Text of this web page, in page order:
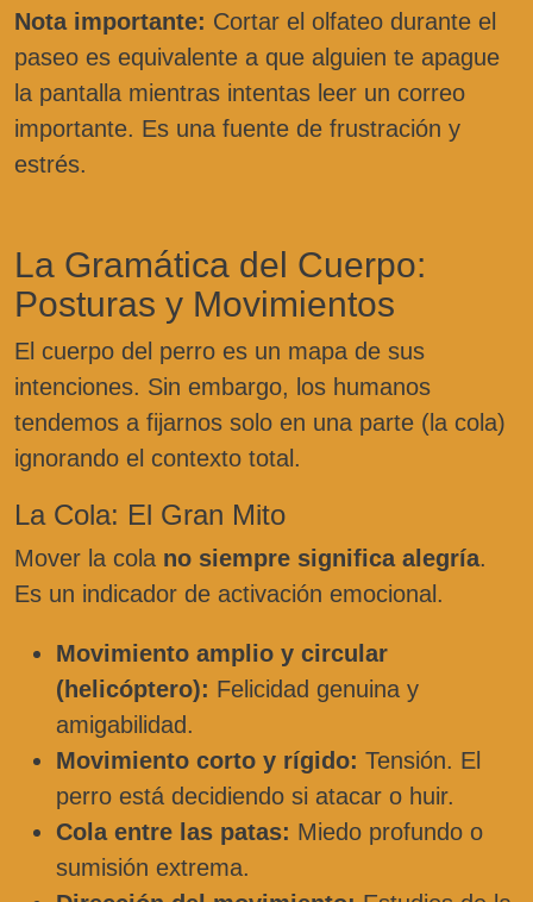
Nota importante: Cortar el olfateo durante el
paseo es equivalente a que alguien te apague
la pantalla mientras intentas leer un correo
importante. Es una fuente de frustración y
estrés.
La Gramática del Cuerpo:
Posturas y Movimientos
El cuerpo del perro es un mapa de sus
intenciones. Sin embargo, los humanos
tendemos a fijarnos solo en una parte (la cola)
ignorando el contexto total.
La Cola: El Gran Mito
Mover la cola no siempre significa alegría.
Es un indicador de activación emocional.
Movimiento amplio y circular
(helicóptero): Felicidad genuina y
amigabilidad.
Movimiento corto y rígido: Tensión. El
perro está decidiendo si atacar o huir.
Cola entre las patas: Miedo profundo o
sumisión extrema.